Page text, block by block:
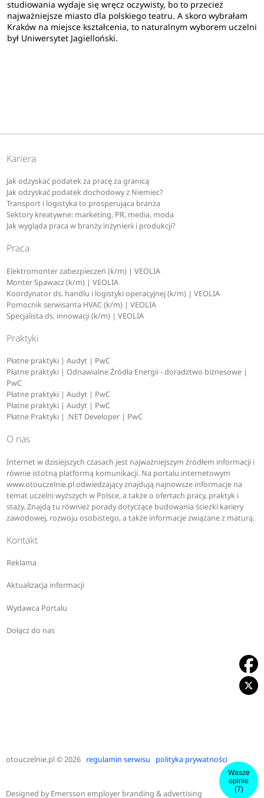
tel. 12 663 17 74
lub:
studiowania wydaje się wręcz oczywisty, bo to przecież
najważniejsze miasto dla polskiego teatru. A skoro wybrałam
Kraków na miejsce kształcenia, to naturalnym wyborem uczelni
był Uniwersytet Jagielloński.
Wasze
opinie
(7)
Kariera
Jak odzyskać podatek za pracę za granicą
Jak odzyskać podatek dochodowy z Niemiec?
Transport i logistyka to prosperująca branża
Sektory kreatywne: marketing, PR, media, moda
Jak wygląda praca w branży inżynierii i produkcji?
Praca
Elektromonter zabezpieczeń (k/m) | VEOLIA
Monter Spawacz (k/m) | VEOLIA
Koordynator ds. handlu i logistyki operacyjnej (k/m) | VEOLIA
Pomocnik serwisanta HVAC (k/m) | VEOLIA
Specjalista ds. innowacji (k/m) | VEOLIA
Praktyki
Płatne praktyki | Audyt | PwC
Płatne praktyki | Odnawialne Źródła Energii - doradztwo biznesowe |
PwC
Płatne praktyki | Audyt | PwC
Płatne praktyki | Audyt | PwC
Płatne Praktyki | .NET Developer | PwC
O nas
Internet w dzisiejszych czasach jest najważniejszym źródłem informacji i
równie istotną platformą komunikacji. Na portalu internetowym
www.otouczelnie.pl odwiedzający znajdują najnowsze informacje na
temat uczelni wyższych w Polsce, a także o ofertach pracy, praktyk i
staży. Znajdą tu również porady dotyczące budowania ścieżki kariery
zawodowej, rozwoju osobistego, a także informacje związane z maturą.
Kontakt
Reklama
Aktualizacja informacji
Wydawca Portalu
Dołącz do nas
otouczelnie.pl© 2026 regulamin serwisu polityka prywatności
Designed byEmersson employer branding & advertising